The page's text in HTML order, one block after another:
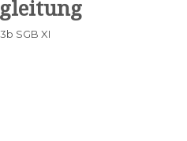
SGB XI